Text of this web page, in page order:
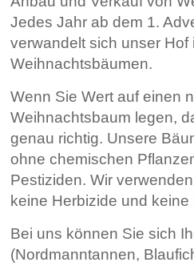
Jedes Jahr ab dem 1.
verwandelt sich unser Hof
Weihnachtsbäumen.
Wenn Sie Wert auf einen
Weihnachtsbaum legen,
genau richtig. Unsere
ohne chemischen
Pestiziden. Wir
keine Herbizide und keine
Bei uns können Sie sich
(Nordmanntannen,